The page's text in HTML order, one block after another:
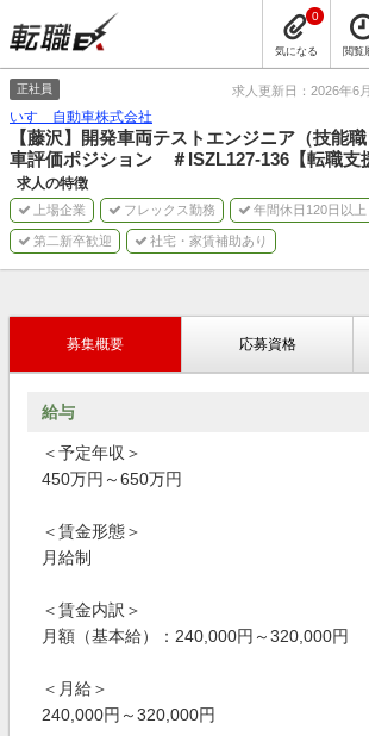
気になる
0
閲覧
正社員 求人更新日：2026年6
いすゞ自動車株式会社
【藤沢】開発車両テストエンジニア（技
車評価ポジション ＃ISZL127-136【転職支
求人の特徴
上場企業 フレックス勤務 年間休日120日以上
第二新卒歓迎 社宅・家賃補助あり
募集概要 応募資格
給与
＜予定年収＞
450万円～650万円
＜賃金形態＞
月給制
＜賃金内訳＞
月額（基本給）：240,000円～320,000円
＜月給＞
240,000円～320,000円